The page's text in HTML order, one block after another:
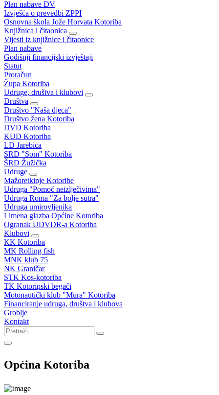
Plan nabave DV
Izvješća o prevedbi ZPPI
Osnovna škola Jože Horvata Kotoriba
Knjižnica i čitaonica
Vijesti iz knjižnice i čitaonice
Plan nabave
Godišnji financijski izvještaji
Statut
Proračun
Župa Kotoriba
Udruge, društva i klubovi
Društva
Društvo "Naša djeca"
Društvo žena Kotoriba
DVD Kotoriba
KUD Kotoriba
LD Jarebica
SRD "Som" Kotoriba
ŠRD Žužička
Udruge
Mažoretkinje Kotoribe
Udruga "Pomoć neizlječivima"
Udruga Roma "Za bolje sutra"
Udruga umirovljenika
Limena glazba Općine Kotoriba
Ogranak UDVDR-a Kotoriba
Klubovi
KK Kotoriba
MK Rolling fish
MNK klub 75
NK Graničar
STK Kos-kotoriba
TK Kotoripski begači
Motonautički klub "Mura" Kotoriba
Financiranje udruga, društva i klubova
Groblje
Kontakt
Općina Kotoriba